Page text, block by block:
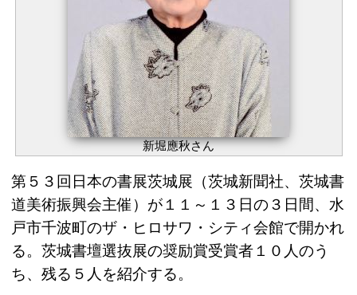
新堀應秋さん
第５３回日本の書展茨城展（茨城新聞社、茨城書
道美術振興会主催）が１１～１３日の３日間、水
戸市千波町のザ・ヒロサワ・シティ会館で開かれ
る。茨城書壇選抜展の奨励賞受賞者１０人のう
ち、残る５人を紹介する。